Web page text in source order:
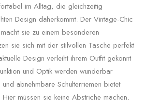
im Alltag, die gleichzeitig
Design daherkommt. Der Vintage-Chic
sie zu einem besonderen
sie sich mit der stilvollen Tasche perfekt
Design verleiht ihrem Outfit gekonnt
und Optik werden wunderbar
abnehmbare Schulterriemen bietet
müssen sie keine Abstriche machen.